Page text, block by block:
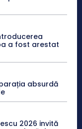
a fost arestat
absurdă
2026 invită